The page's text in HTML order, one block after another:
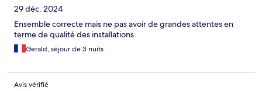
29 déc. 2024
Ensemble correcte mais ne pas avoir de grandes attentes en
terme de qualité des installations
Gerald, séjour de 3 nuits
Avis vérifié